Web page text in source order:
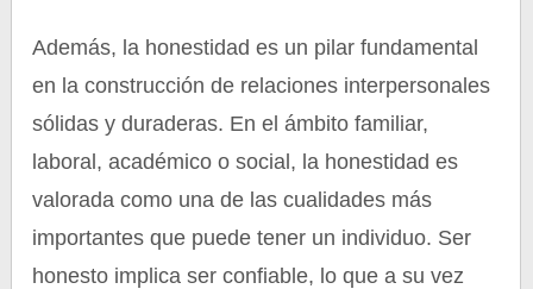
Además, la honestidad es un pilar fundamental
en la construcción de relaciones interpersonales
sólidas y duraderas. En el ámbito familiar,
laboral, académico o social, la honestidad es
valorada como una de las cualidades más
importantes que puede tener un individuo. Ser
honesto implica ser confiable, lo que a su vez